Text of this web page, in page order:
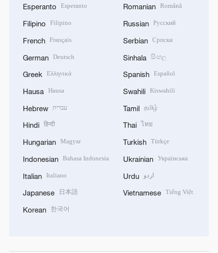
Esperanto Esperanto
Filipino Filipino
French Français
German Deutsch
Greek Ελληνικά
Hausa Hausa
Hebrew עברית
Hindi हिन्दी
Hungarian Magyar
Indonesian Bahasa Indonesia
Italian Italiano
Japanese 日本語
Korean 한국어
Romanian Română
Russian Русский
Serbian Српски
Sinhala සිංහල
Spanish Español
Swahili Kiswahili
Tamil தமிழ்
Thai ไทย
Turkish Türkçe
Ukrainian Українська
Urdu اردو
Vietnamese Tiếng Việt